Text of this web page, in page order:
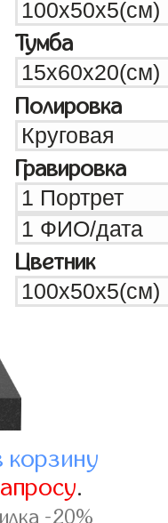
Тумба
Полировка
Гравировка
Цветник
корзину
.
-20%